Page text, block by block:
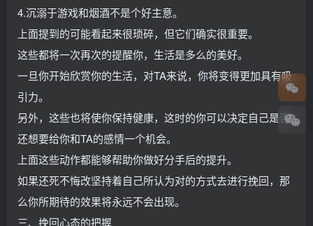
4.沉溺于游戏和烟酒不是个好主意。
上面提到的可能看起来很琐碎，但它们确实很重要。
这些都将一次再次的提醒你，生活是多么的美好。
一旦你开始欣赏你的生活，对TA来说，你将变得更加具有吸
引力。
另外，这些也将使你保持健康，这时的你可以决定自己是否
还想要给你和TA的感情一个机会。
上面这些动作都能够帮助你做好分手后的提升。
如果还死不悔改坚持着自己所认为对的方式去进行挽回，那
么你所期待的效果将永远不会出现。
三、挽回心态的把握